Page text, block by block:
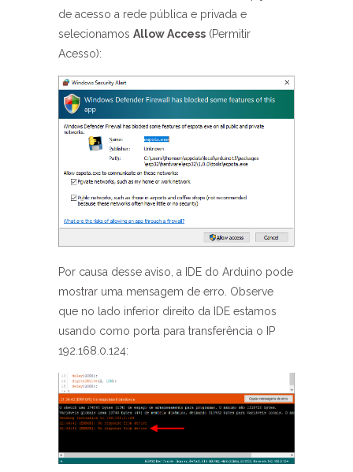
de acesso a rede pública e privada e
selecionamos Allow Access (Permitir
Acesso):
Por causa desse aviso, a IDE do Arduino pode
mostrar uma mensagem de erro. Observe
que no lado inferior direito da IDE estamos
usando como porta para transferência o IP
192.168.0.124: